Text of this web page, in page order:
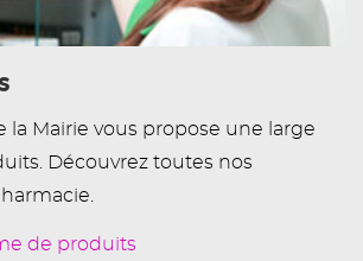
la Mairie vous propose une large
Découvrez toutes nos
de produits